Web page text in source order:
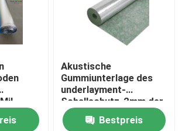
Akustische
Gummiunterlage des
underlayment-
Schallschutz-2mm der
Wärmedämmungs-
0.4w/mkBestpreis